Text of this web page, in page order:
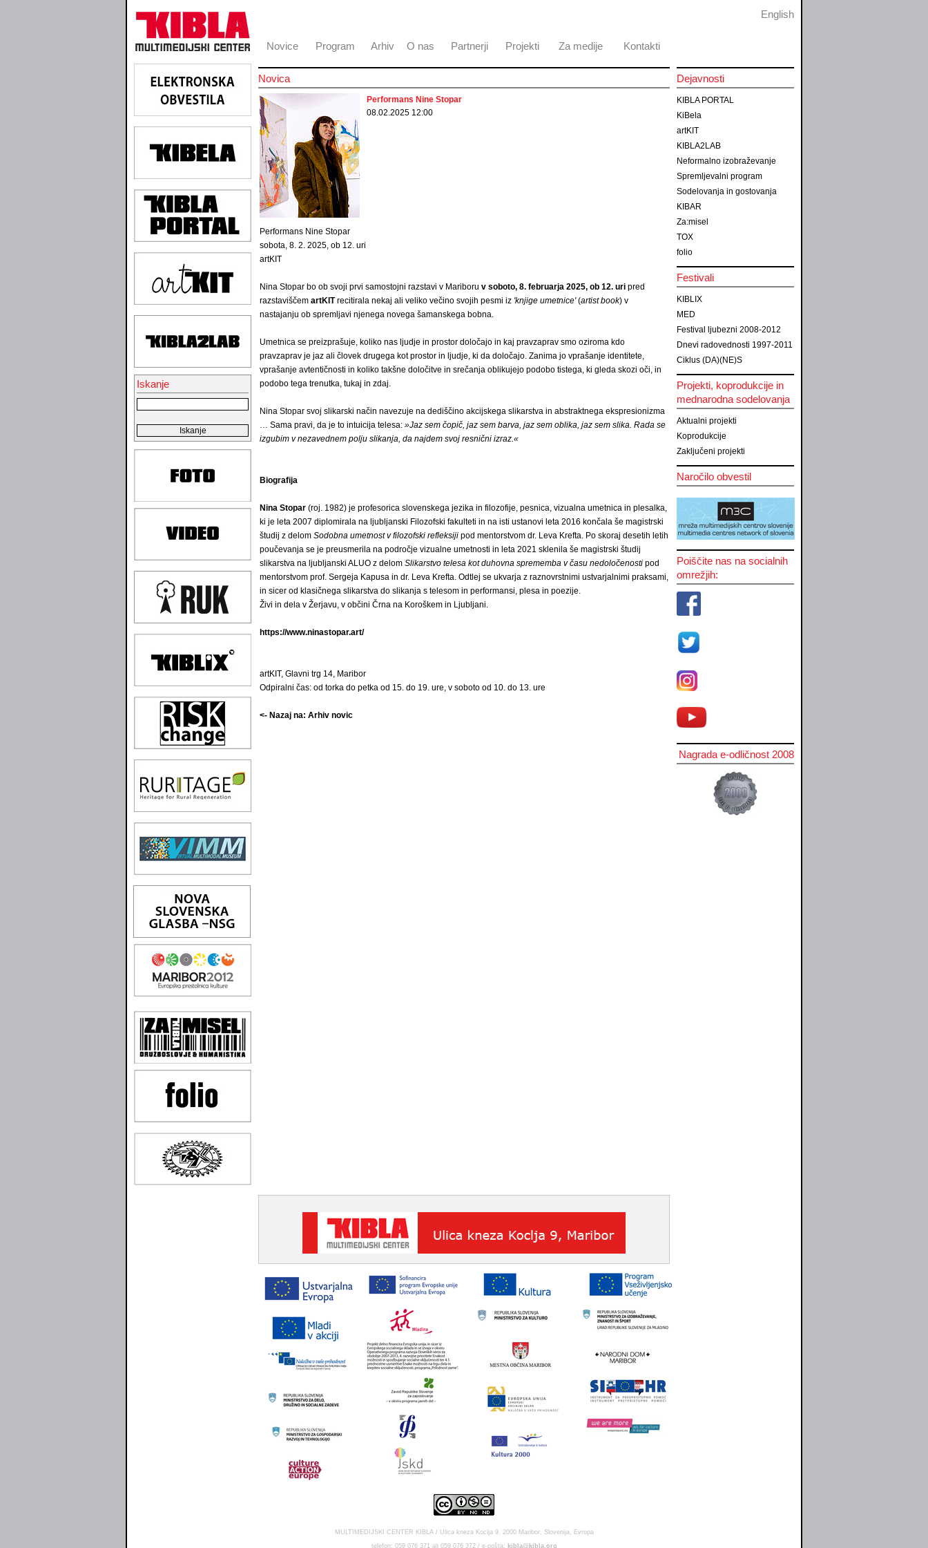
Novice Program Arhiv O nas Partnerji Projekti Za medije Kontakti
English
Iskanje
Novica
Performans Nine Stopar
08.02.2025 12:00
Performans Nine Stopar
sobota, 8. 2. 2025, ob 12. uri
artKIT
Nina Stopar bo ob svoji prvi samostojni razstavi v Mariboru v soboto, 8. februarja 2025, ob 12. uri pred
razstaviščem artKITrecitirala nekaj ali veliko večino svojih pesmi iz 'knjige umetnice'(artist book) v
nastajanju ob spremljavi njenega novega šamanskega bobna.
Umetnica se preizprašuje, koliko nas ljudje in prostor določajo in kaj pravzaprav smo oziroma kdo
pravzaprav je jaz ali človek drugega kot prostor in ljudje, ki da določajo. Zanima jo vprašanje identitete,
vprašanje avtentičnosti in koliko takšne določitve in srečanja oblikujejo podobo tistega, ki gleda skozi oči, in
podobo tega trenutka, tukaj in zdaj.
Nina Stopar svoj slikarski način navezuje na dediščino akcijskega slikarstva in abstraktnega ekspresionizma
… Sama pravi, da je to intuicija telesa: »Jaz sem čopič, jaz sem barva, jaz sem oblika, jaz sem slika. Rada se
izgubim v nezavednem polju slikanja, da najdem svoj resnični izraz.«
Biografija
Nina Stopar (roj. 1982) je profesorica slovenskega jezika in filozofije, pesnica, vizualna umetnica in plesalka,
ki je leta 2007 diplomirala na ljubljanski Filozofski fakulteti in na isti ustanovi leta 2016 končala še magistrski
študij z delom Sodobna umetnost v filozofski refleksiji pod mentorstvom dr. Leva Krefta. Po skoraj desetih letih
poučevanja se je preusmerila na področje vizualne umetnosti in leta 2021 sklenila še magistrski študij
slikarstva na ljubljanski ALUO z delom Slikarstvo telesa kot duhovna sprememba v času nedoločenosti pod
mentorstvom prof. Sergeja Kapusa in dr. Leva Krefta. Odtlej se ukvarja z raznovrstnimi ustvarjalnimi praksami,
in sicer od klasičnega slikarstva do slikanja s telesom in performansi, plesa in poezije.
Živi in dela v Žerjavu, v občini Črna na Koroškem in Ljubljani.
https://www.ninastopar.art/
artKIT, Glavni trg 14, Maribor
Odpiralni čas: od torka do petka od 15. do 19. ure, v soboto od 10. do 13. ure
<- Nazaj na: Arhiv novic
Dejavnosti
KIBLA PORTAL
KiBela
artKIT
KIBLA2LAB
Neformalno izobraževanje
Spremljevalni program
Sodelovanja in gostovanja
KIBAR
Za:misel
TOX
folio
Festivali
KIBLIX
MED
Festival ljubezni 2008-2012
Dnevi radovednosti 1997-2011
Ciklus (DA)(NE)S
Projekti, koprodukcije in
mednarodna sodelovanja
Aktualni projekti
Koprodukcije
Zaključeni projekti
Naročilo obvestil
Poiščite nas na socialnih
omrežjih:
Nagrada e-odličnost 2008
MULTIMEDIJSKI CENTER KIBLA / Ulica kneza Koclja 9, 2000 Maribor, Slovenija, Evropa
telefon: 059 076 371 ali 059 076 372 / e-pošta: kibla@kibla.org